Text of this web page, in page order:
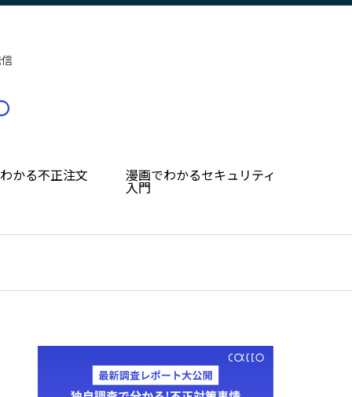
かる不正注文
漫画でわかるセキュリティ
入門